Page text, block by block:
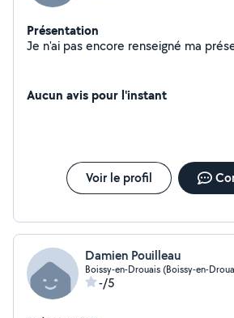
Présentation
Je n'ai pas
Aucun avis pour l'instant
Voir le profil
Damien Pouilleau
Boissy-en-Drouais (Boissy-en-
-/5